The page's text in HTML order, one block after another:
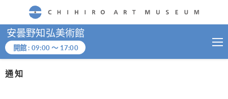
CHIHIRO ART MUSEUM
安曇野知弘美術館
開館 : 09:00～ 17:00
通知